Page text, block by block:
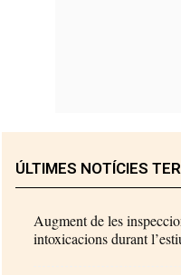
ÚLTIMES NOTÍCIES
Augment de les
intoxicacions durant